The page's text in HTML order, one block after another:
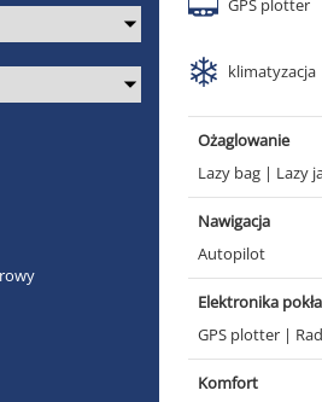
klimatyzacja
Ożaglowanie
Lazy bag | Lazy
Nawigacja
Autopilot
Elektronika
GPS plotter |
Komfort